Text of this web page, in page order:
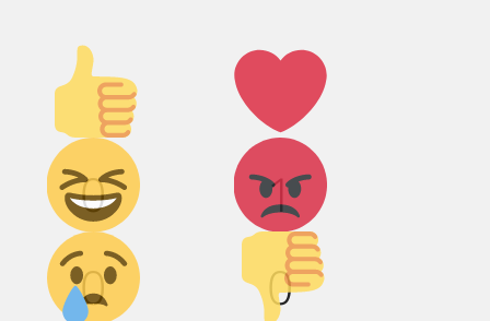
Палец
вверх!
0
Лайк!
1
Дикий
смех!
0
Агрессия!
0
Грусть :(
Палец
вниз!